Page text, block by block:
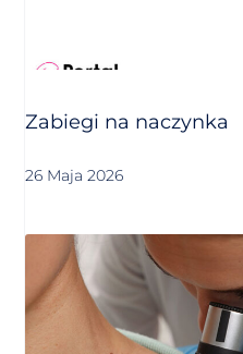
Zabiegi na naczynka
26 Maja 2026